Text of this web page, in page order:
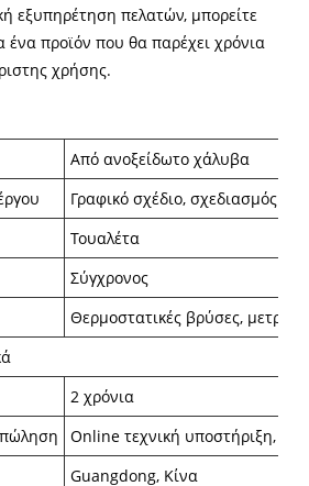
εξυπηρέτηση πελατών, μπορείτε
ένα προϊόν που θα παρέχει χρόνια
χρήσης.
Από ανοξείδωτο χάλυβα
Γραφικό σχέδιο, σχεδιασμός
Τουαλέτα
Σύγχρονος
Θερμοστατικές βρύσες,
2 χρόνια
Online τεχνική υποστήριξη,
Guangdong, Κίνα